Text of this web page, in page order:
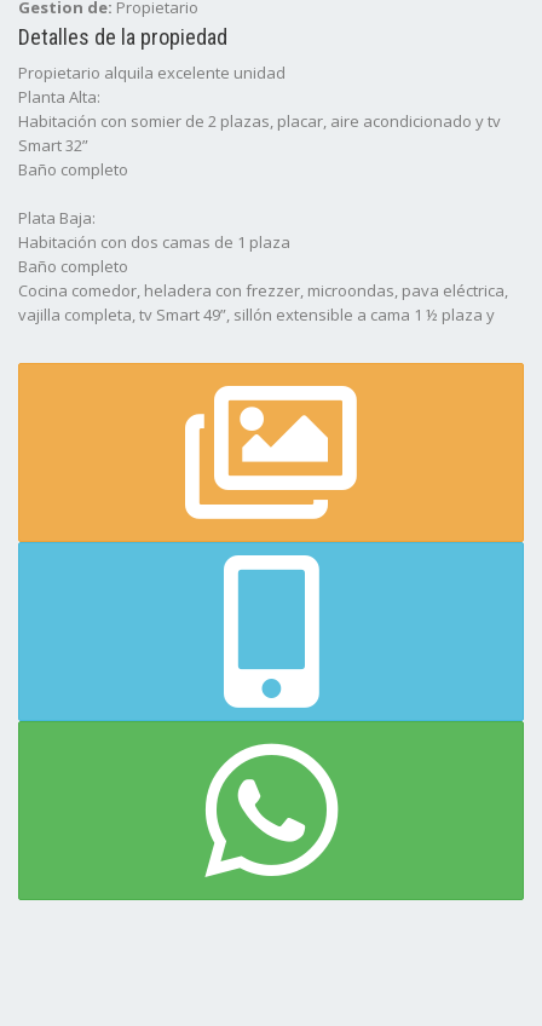
Gestion de: Propietario
Detalles de la propiedad
Propietario alquila excelente unidad
Planta Alta:
Habitación con somier de 2 plazas, placar, aire acondicionado y tv
Smart 32”
Baño completo
Plata Baja:
Habitación con dos camas de 1 plaza
Baño completo
Cocina comedor, heladera con frezzer, microondas, pava eléctrica,
vajilla completa, tv Smart 49”, sillón extensible a cama 1 ½ plaza y
Garaje cerrado Patio interno con parrilla cubierta y mesada con